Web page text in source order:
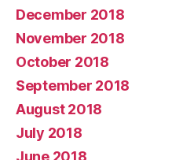
December 2018
November 2018
October 2018
September 2018
August 2018
July 2018
June 2018